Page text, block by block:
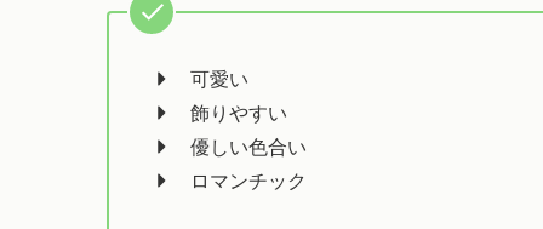
可愛い
飾りやすい
優しい色合い
ロマンチック